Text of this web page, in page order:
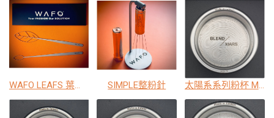
WAFO LEAFS 葉型濕式攪拌工具組 SIMPLE整粉針 太陽系系列粉杯 MARS